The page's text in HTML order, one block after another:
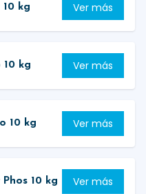
kg Ver más
10 kg Ver más
10 kg Ver más
10 kg Ver más